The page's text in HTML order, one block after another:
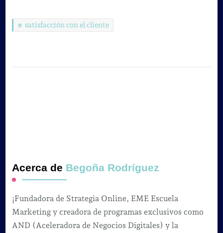
satisfacción con el cliente
Acerca de Begoña Rodríguez
¡Fundadora de Strategia Online, EME Escuela
Marketing y creadora de programas exclusivos como
AND (Aceleradora de Negocios Digitales) y la